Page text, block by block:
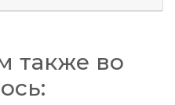
также во